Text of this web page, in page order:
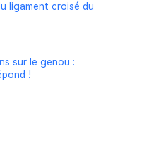
ligament croisé du
sur le genou :
!